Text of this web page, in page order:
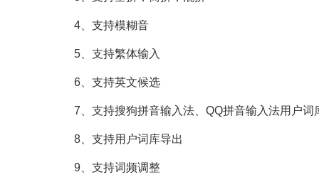
4、支持模糊音
5、支持繁体输入
6、支持英文候选
7、支持搜狗拼音输入法、QQ拼音输入法用户词
8、支持用户词库导出
9、支持词频调整